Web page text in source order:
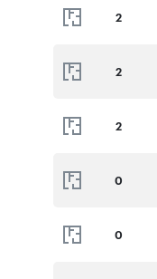
2
2
2
0
0